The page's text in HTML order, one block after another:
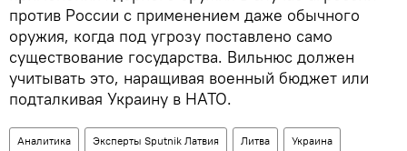
против России с применением даже обычного
оружия, когда под угрозу поставлено само
существование государства. Вильнюс должен
учитывать это, наращивая военный бюджет или
подталкивая Украину в НАТО.
Аналитика Эксперты Sputnik Латвия Литва Украина